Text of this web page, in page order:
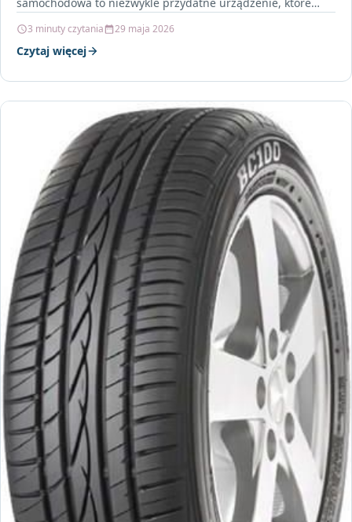
3 minuty czytania 29 maja 2026
Czytaj więcej